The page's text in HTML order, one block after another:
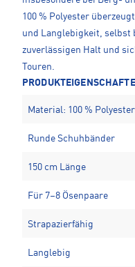
100 % Polyester
und Langlebigkeit, selbst
zuverlässigen Halt und
Touren.
Material: 100 % Polyester
Runde Schuhbänder
150 cm Länge
Für 7–8 Ösenpaare
Strapazierfähig
Langlebig